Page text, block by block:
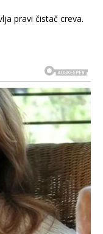
pravi čistač creva.